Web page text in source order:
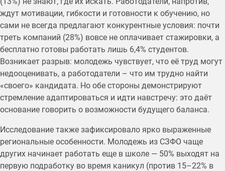
ждут мотивации, гибкости и готовности к обучению, но
сами не всегда предлагают конкурентные условия: почти
треть компаний (28%) вовсе не оплачивает стажировки, а
бесплатно готовы работать лишь 6,4% студентов.
Возникает разрыв: молодежь чувствует, что её труд могут
недооценивать, а работодатели – что им трудно найти
«своего» кандидата. Но обе стороны демонстрируют
стремление адаптироваться и идти навстречу: это даёт
основание говорить о возможности будущего баланса.
Исследование также зафиксировало ярко выраженные
региональные особенности. Молодежь из СЗФО чаще
других начинает работать еще в школе — 50% выходят на
первую подработку во время каникул (против 15–22% в